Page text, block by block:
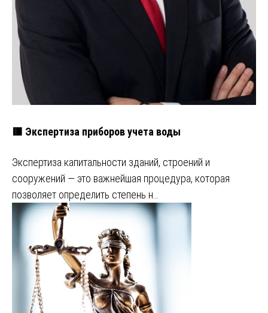
🟥 Экспертиза приборов учета воды
Экспертиза капитальности зданий, строений и
сооружений — это важнейшая процедура, которая
позволяет определить степень н…